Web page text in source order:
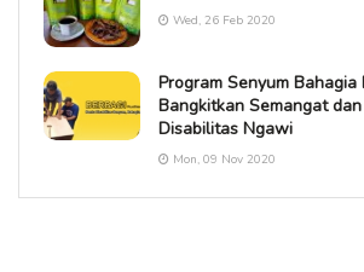
Wed, 26 Feb 2020
Program Senyum Bahagia
Bangkitkan Semangat
Disabilitas Ngawi
Mon, 09 Nov 2020